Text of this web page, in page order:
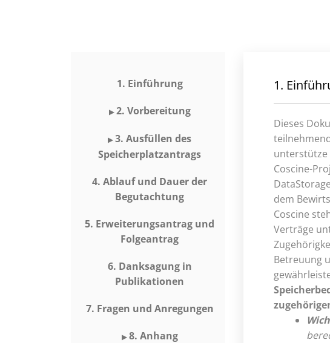
1. Einführung
▶2. Vorbereitung
▶3. Ausfüllen des
Speicherplatzantrags
4. Ablauf und Dauer der
Begutachtung
5. Erweiterungsantrag und
Folgeantrag
6. Danksagung in
Publikationen
7. Fragen und Anregungen
▶8. Anhang
1.
Dieses
unterstütze
Coscine-
dem
Coscine
Verträge
Betreuung